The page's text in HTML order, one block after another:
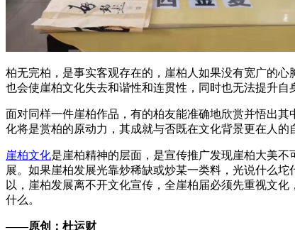
柏无完柏，是事实客观存在的，崖柏人如果没有宽广的
也会使崖柏文化失去和谐性和连贯性，同时也无法提升自
面对同样一件崖柏作品，有的柏友能准确地欣赏并悟出
化将是赏柏的原动力，其成就与否既在文化背景更在人的
崖柏文化是崖柏精神的层面，是宣传推广发现崖柏大美
展。如果崖柏发展光靠炒稀缺或炒某一类料，光说什么
以，崖柏发展离不开文化宣传，全崖柏届必须先重视文
什么。
——原创：杜运财